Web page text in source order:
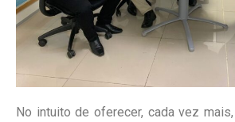
No intuito de oferecer, cada vez